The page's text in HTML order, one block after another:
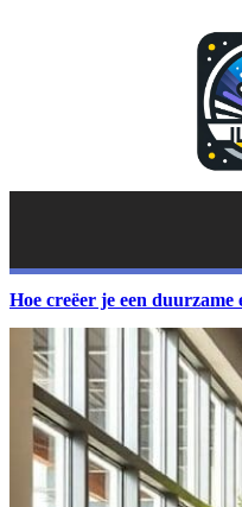
Hoe creëer je een